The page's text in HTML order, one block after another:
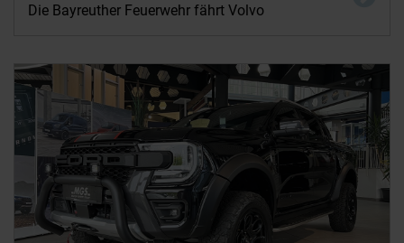
Die Bayreuther Feuerwehr fährt Volvo